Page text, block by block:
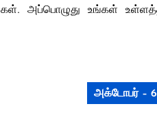
அப்பொழுது உங்கள்
அக்டோபர் –